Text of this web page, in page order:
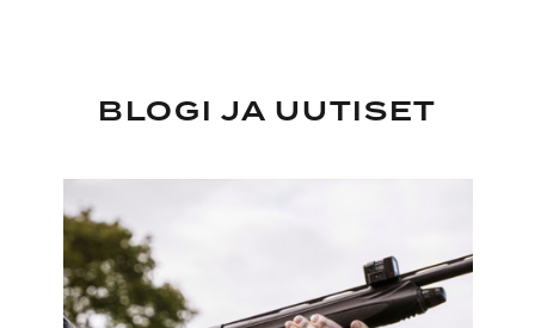
BLOGI JA UUTISET